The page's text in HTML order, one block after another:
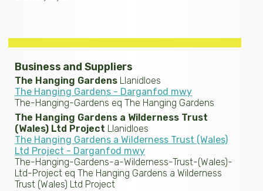
Business and Suppliers
The Hanging Gardens Llanidloes
The Hanging Gardens - Darganfod mwy
The-Hanging-Gardens eq The Hanging Gardens
The Hanging Gardens a Wilderness Trust
(Wales) Ltd Project Llanidloes
The Hanging Gardens a Wilderness Trust (Wales)
Ltd Project - Darganfod mwy
The-Hanging-Gardens-a-Wilderness-Trust-(Wales)-
Ltd-Project eq The Hanging Gardens a Wilderness
Trust (Wales) Ltd Project